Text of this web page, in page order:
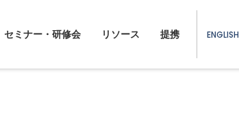
セミナー・研修会 リソース 提携
ENGLISH